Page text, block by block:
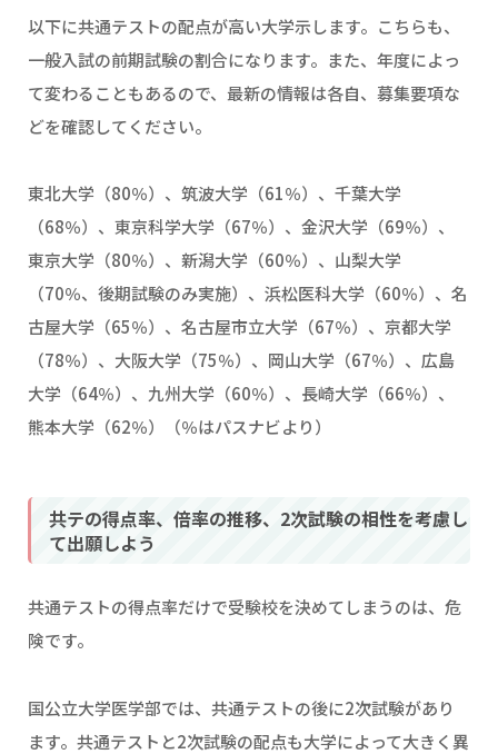
以下に共通テストの配点が高い大学示します。こちらも、
一般入試の前期試験の割合になります。また、年度によっ
て変わることもあるので、最新の情報は各自、募集要項な
どを確認してください。
東北大学（80％）、筑波大学（61％）、千葉大学
（68％）、東京科学大学（67％）、金沢大学（69％）、
東京大学（80％）、新潟大学（60％）、山梨大学
（70％、後期試験のみ実施）、浜松医科大学（60％）、名
古屋大学（65％）、名古屋市立大学（67％）、京都大学
（78％）、大阪大学（75％）、岡山大学（67％）、広島
大学（64％）、九州大学（60％）、長崎大学（66％）、
熊本大学（62％）（％はパスナビより）
共テの得点率、倍率の推移、2次試験の相性を考慮し
て出願しよう
共通テストの得点率だけで受験校を決めてしまうのは、危
険です。
国公立大学医学部では、共通テストの後に2次試験があり
ます。共通テストと2次試験の配点も大学によって大きく異